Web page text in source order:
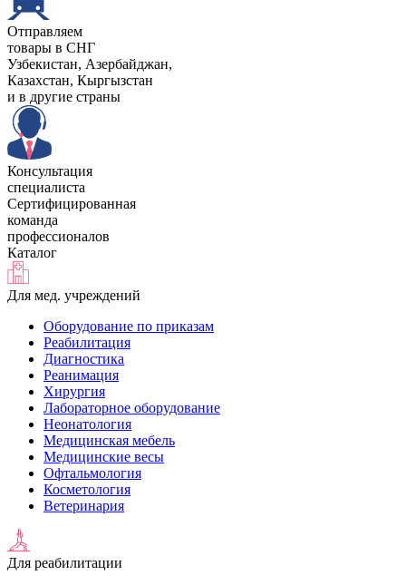
Отправляем
товары в СНГ
Узбекистан, Aзербайджан,
Казахстан, Кыргызстан
и в другие страны
Консультация
специалиста
Сертифицированная
команда
профессионалов
Каталог
Для мед. учреждений
Оборудование по приказам
Реабилитация
Диагностика
Реанимация
Хирургия
Лабораторное оборудование
Неонатология
Медицинская мебель
Медицинские весы
Офтальмология
Косметология
Ветеринария
Для реабилитации